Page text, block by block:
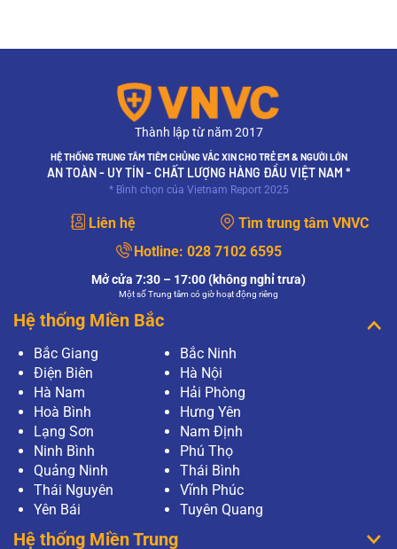
Thành lập từ năm 2017
HỆ THỐNG TRUNG TÂM TIÊM CHỦNG VẮC XIN CHO TRẺ EM & NGƯỜI LỚN
AN TOÀN - UY TÍN - CHẤT LƯỢNG HÀNG ĐẦU VIỆT NAM *
* Bình chọn của Vietnam Report 2025
Liên hệ
Tìm trung tâm VNVC
Hotline: 028 7102 6595
Mở cửa 7:30 – 17:00 (không nghỉ trưa)
Một số Trung tâm có giờ hoạt động riêng
Hệ thống Miền Bắc
Bắc Giang
Bắc Ninh
Điện Biên
Hà Nội
Hà Nam
Hải Phòng
Hoà Bình
Hưng Yên
Lạng Sơn
Nam Định
Ninh Bình
Phú Thọ
Quảng Ninh
Thái Bình
Thái Nguyên
Vĩnh Phúc
Yên Bái
Tuyên Quang
Hệ thống Miền Trung